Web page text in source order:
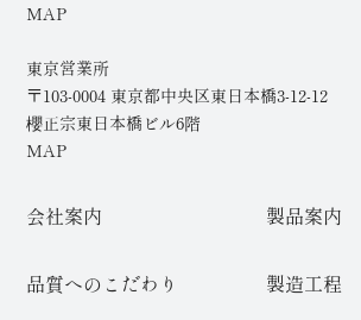
MAP
東京営業所
〒103-0004 東京都中央区東日本橋3-12-12
櫻正宗東日本橋ビル6階
MAP
会社案内 製品案内
品質へのこだわり 製造工程